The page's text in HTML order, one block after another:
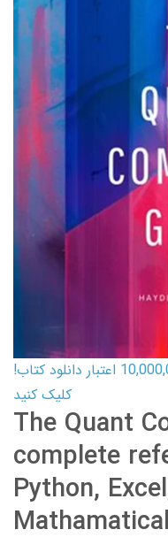
کارت اعتباری کتاب دانلود با 10,000,000 اعتبار دانلود کتاب!
کلیک کنید
The Quant
complete
Python,